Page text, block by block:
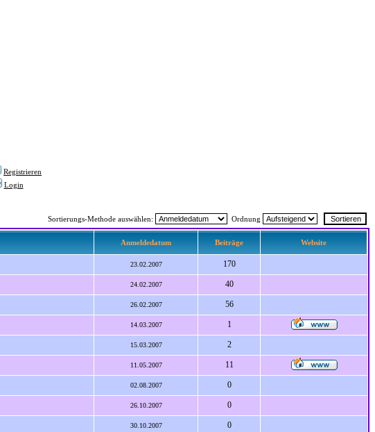
Registrieren
Login
Sortierungs-Methode auswählen: Ordnung
Anmeldedatum Beiträge Website
23.02.2007 170
24.02.2007 40
26.02.2007 56
14.03.2007 1
15.03.2007 2
11.05.2007 11
02.08.2007 0
26.10.2007 0
30.10.2007 0